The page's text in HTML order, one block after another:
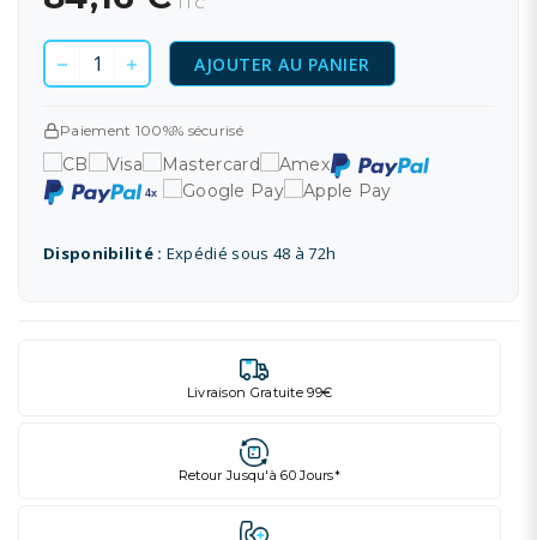
AJOUTER AU PANIER
Paiement 100%% sécurisé
Disponibilité : Expédié sous 48 à 72h
Livraison Gratuite 99€
Retour Jusqu'à 60 Jours*